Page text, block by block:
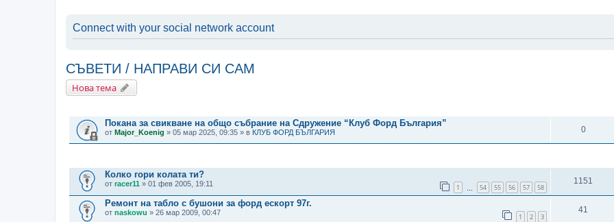
Connect with your social network account
СЪВЕТИ / НАПРАВИ СИ САМ
Нова тема
Покана за свикване на общо събрание на Сдружение “Клуб Форд България”
от Major_Koenig » 05 мар 2025, 09:35 » в КЛУБ ФОРД БЪЛГАРИЯ 0
Колко гори колата ти?
от racer11 » 01 фев 2005, 19:11 1 54 55 56 57 58
1151
Ремонт на табло с бушони за форд ескорт 97г.
от naskowu » 26 мар 2009, 00:47 1 2 3
41